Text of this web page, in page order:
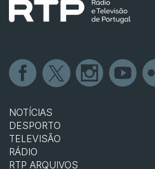
NOTÍCIAS
DESPORTO
TELEVISÃO
RÁDIO
RTP ARQUIVOS